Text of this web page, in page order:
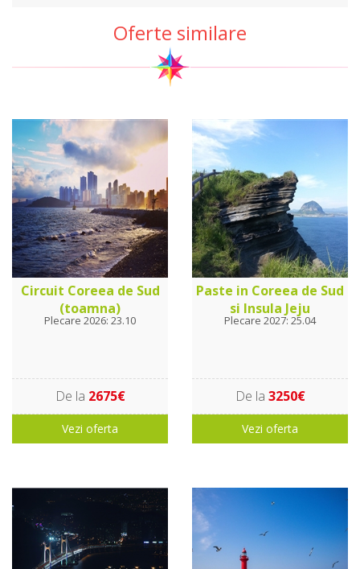
Oferte similare
Circuit Coreea de Sud
(toamna)
Plecare 2026: 23.10
De la 2675€
Vezi oferta
Paste in Coreea de Sud
si Insula Jeju
Plecare 2027: 25.04
De la 3250€
Vezi oferta